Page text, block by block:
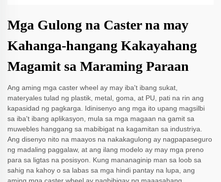
Mga Gulong na Caster na may
Kahanga-hangang Kakayahang
Magamit sa Maraming Paraan
Ang aming mga caster wheel ay may iba't ibang sukat,
materyales tulad ng plastik, metal, goma, at PU, pati na rin ang
kapasidad ng pagkarga. Idinisenyo ang mga ito upang magsilbi
sa iba't ibang aplikasyon, mula sa mga magaan na gamit sa
muwebles hanggang sa mabibigat na kagamitan sa industriya.
Ang disenyo nito na maayos na nakakagulong ay nagpapaseguro
ng madaling paggalaw, at ang ilang modelo ay may mga preno
para sa ligtas na posisyon. Kung mananaginip man sa loob sa
sahig na kahoy o sa labas sa mga hindi pantay na lupa, ang